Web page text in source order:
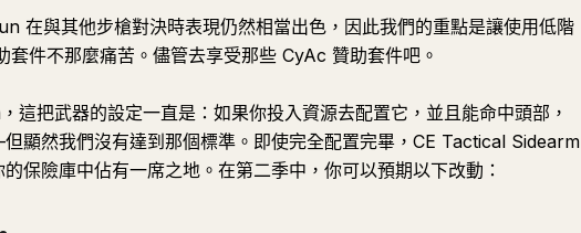
在與其他步槍對決時表現仍然相當出色，因此我們的重點是讓使用低階
件不那麼痛苦。儘管去享受那些 CyAc 贊助套件吧。
這把武器的設定一直是：如果你投入資源去配置它，並且能命中頭部，
顯然我們沒有達到那個標準。即使完全配置完畢，CE Tactical Sidearm
保險庫中佔有一席之地。在第二季中，你可以預期以下改動：